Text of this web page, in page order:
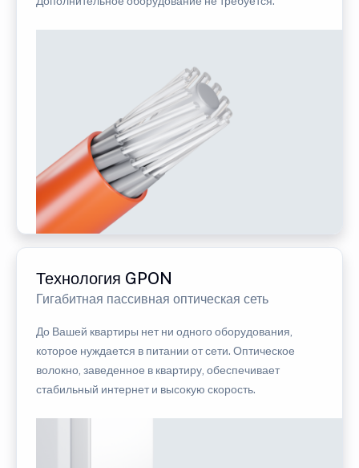
Технология GPON
Гигабитная пассивная оптическая сеть
До Вашей квартиры нет ни одного оборудования,
которое нуждается в питании от сети. Оптическое
волокно, заведенное в квартиру, обеспечивает
стабильный интернет и высокую скорость.